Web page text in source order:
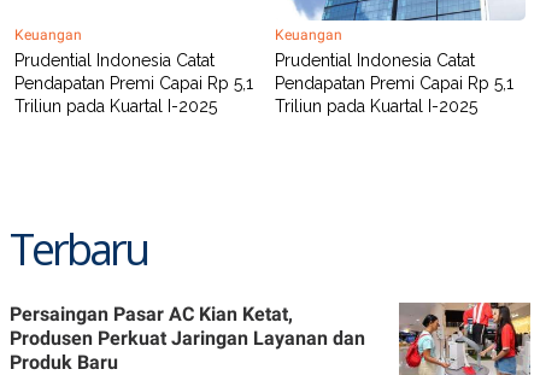
Keuangan
Prudential Indonesia Catat
Pendapatan Premi Capai Rp 5,1
Triliun pada Kuartal I-2025
Keuangan
Prudential Indonesia Catat
Pendapatan Premi Capai Rp 5,1
Triliun pada Kuartal I-2025
Terbaru
Persaingan Pasar AC Kian Ketat,
Produsen Perkuat Jaringan Layanan dan
Produk Baru